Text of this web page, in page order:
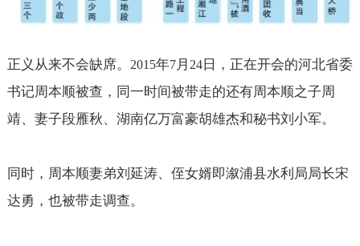
正义从来不会缺席。 2015年7月 24日，正在开会的河北省委
书记周本顺被查，同一时间被带走的还有周本顺之子周
靖、妻子段雁秋、湖南亿万富豪胡雄杰和秘书刘小军。
同时，周本顺妻弟刘延涛、侄女婿即溆浦县水利局局长宋
达勇，也被带走调查。